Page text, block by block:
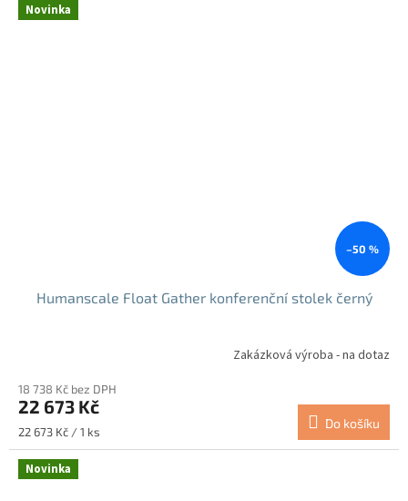
Novinka
–50 %
Humanscale Float Gather konferenční stolek černý
Zakázková výroba - na dotaz
18 738 Kč bez DPH
22 673 Kč
Měrná
cena:
22 673 Kč / 1 ks
Do košíku
Novinka